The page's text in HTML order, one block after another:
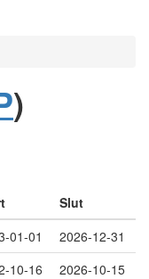
)
Slut
01-01
2026-12-31
10-16 2026-10-15